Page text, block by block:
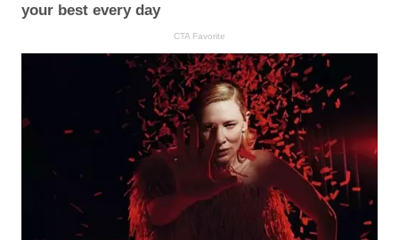
your best every day
CTA Favorite